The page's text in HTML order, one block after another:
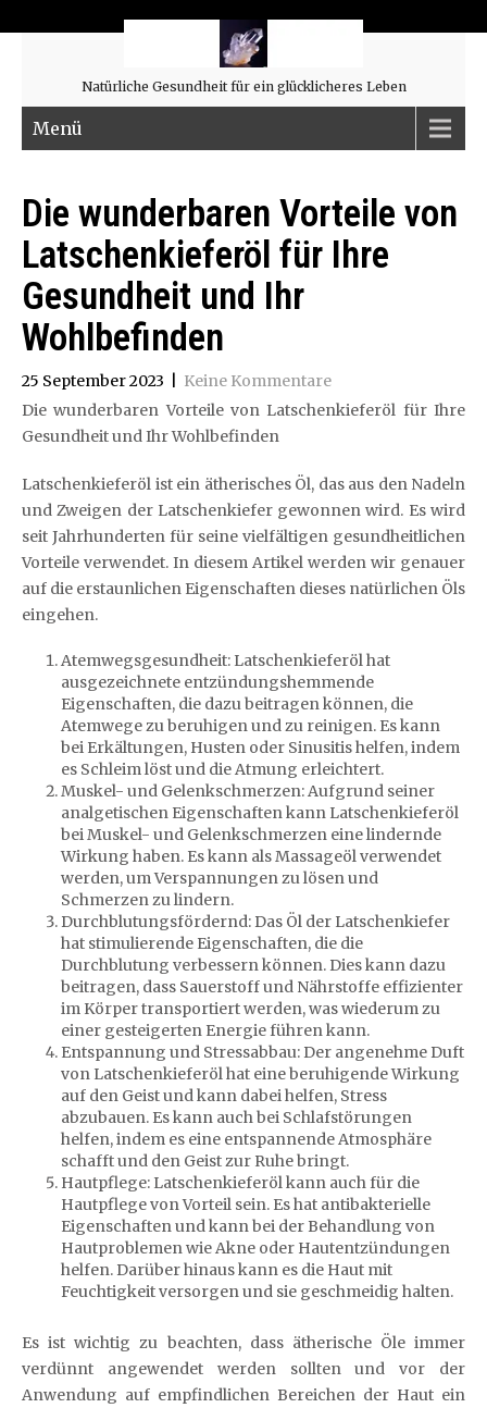
Natürliche Gesundheit für ein glücklicheres Leben
Menü
Die wunderbaren Vorteile von
Latschenkieferöl für Ihre
Gesundheit und Ihr
Wohlbefinden
25 September 2023
Keine Kommentare
Die wunderbaren Vorteile von Latschenkieferöl für Ihre
Gesundheit und Ihr Wohlbefinden
Latschenkieferöl ist ein ätherisches Öl, das aus den Nadeln
und Zweigen der Latschenkiefer gewonnen wird. Es wird
seit Jahrhunderten für seine vielfältigen gesundheitlichen
Vorteile verwendet. In diesem Artikel werden wir genauer
auf die erstaunlichen Eigenschaften dieses natürlichen Öls
eingehen.
Atemwegsgesundheit: Latschenkieferöl hat
ausgezeichnete entzündungshemmende
Eigenschaften, die dazu beitragen können, die
Atemwege zu beruhigen und zu reinigen. Es kann
bei Erkältungen, Husten oder Sinusitis helfen, indem
es Schleim löst und die Atmung erleichtert.
Muskel- und Gelenkschmerzen: Aufgrund seiner
analgetischen Eigenschaften kann Latschenkieferöl
bei Muskel- und Gelenkschmerzen eine lindernde
Wirkung haben. Es kann als Massageöl verwendet
werden, um Verspannungen zu lösen und
Schmerzen zu lindern.
Durchblutungsfördernd: Das Öl der Latschenkiefer
hat stimulierende Eigenschaften, die die
Durchblutung verbessern können. Dies kann dazu
beitragen, dass Sauerstoff und Nährstoffe effizienter
im Körper transportiert werden, was wiederum zu
einer gesteigerten Energie führen kann.
Entspannung und Stressabbau: Der angenehme Duft
von Latschenkieferöl hat eine beruhigende Wirkung
auf den Geist und kann dabei helfen, Stress
abzubauen. Es kann auch bei Schlafstörungen
helfen, indem es eine entspannende Atmosphäre
schafft und den Geist zur Ruhe bringt.
Hautpflege: Latschenkieferöl kann auch für die
Hautpflege von Vorteil sein. Es hat antibakterielle
Eigenschaften und kann bei der Behandlung von
Hautproblemen wie Akne oder Hautentzündungen
helfen. Darüber hinaus kann es die Haut mit
Feuchtigkeit versorgen und sie geschmeidig halten.
Es ist wichtig zu beachten, dass ätherische Öle immer
verdünnt angewendet werden sollten und vor der
Anwendung auf empfindlichen Bereichen der Haut ein